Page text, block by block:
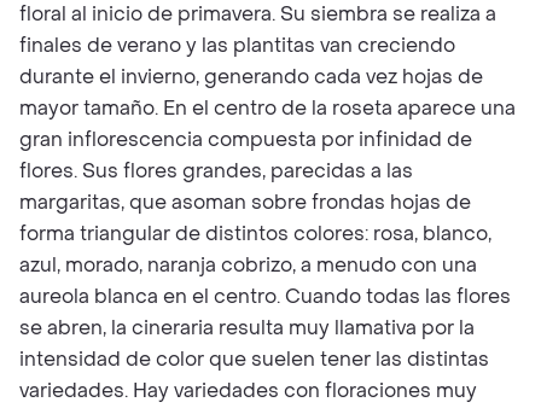
floral al inicio de primavera. Su siembra se realiza a
finales de verano y las plantitas van creciendo
durante el invierno, generando cada vez hojas de
mayor tamaño. En el centro de la roseta aparece una
gran inflorescencia compuesta por infinidad de
flores. Sus flores grandes, parecidas a las
margaritas, que asoman sobre frondas hojas de
forma triangular de distintos colores: rosa, blanco,
azul, morado, naranja cobrizo, a menudo con una
aureola blanca en el centro. Cuando todas las flores
se abren, la cineraria resulta muy llamativa por la
intensidad de color que suelen tener las distintas
variedades. Hay variedades con floraciones muy